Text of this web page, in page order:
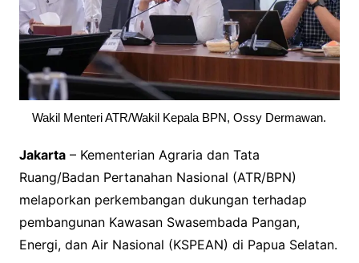
Wakil Menteri ATR/Wakil Kepala BPN, Ossy Dermawan.
Jakarta– Kementerian Agraria dan Tata
Ruang/Badan Pertanahan Nasional (ATR/BPN)
melaporkan perkembangan dukungan terhadap
pembangunan Kawasan Swasembada Pangan,
Energi, dan Air Nasional (KSPEAN) di Papua Selatan.